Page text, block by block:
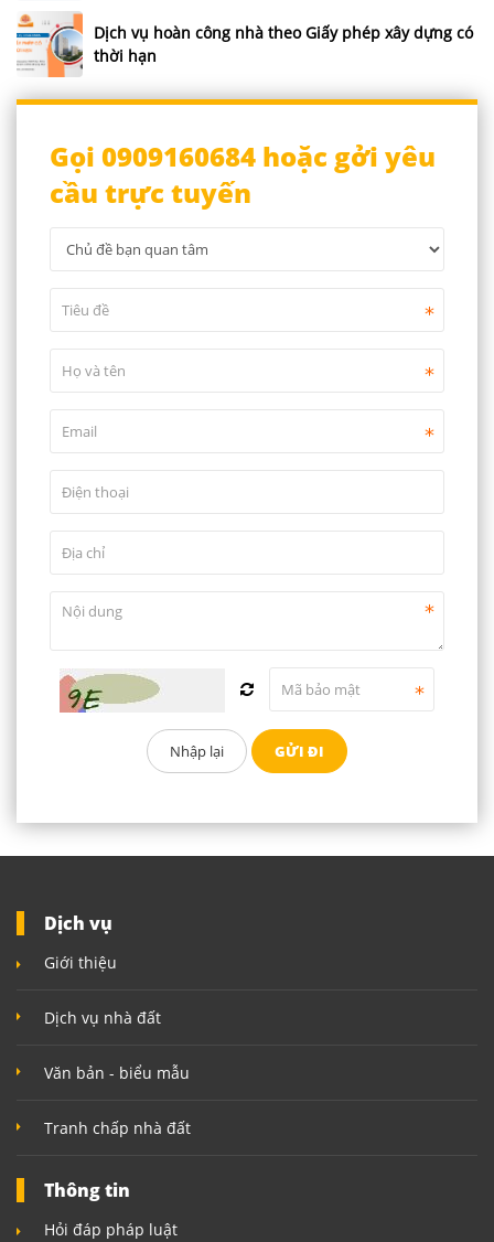
Dịch vụ hoàn công nhà theo Giấy phép xây dựng có
thời hạn
Gọi 0909160684 hoặc gởi yêu
cầu trực tuyến
Dịch vụ
Giới thiệu
Dịch vụ nhà đất
Văn bản - biểu mẫu
Tranh chấp nhà đất
Thông tin
Hỏi đáp pháp luật